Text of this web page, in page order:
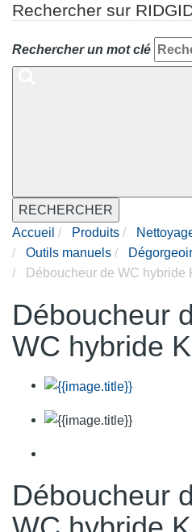
Rechercher sur
Rechercher un mot clé
RECHERCHER
Accueil
Produits
Outils manuels
Déboucheur de WC hybride
Déboucheur
WC hybride
Déboucheur